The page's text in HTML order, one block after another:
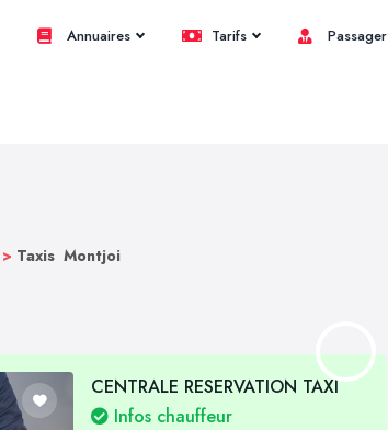
Annuaires Tarifs Passager
> Taxis Montjoi
CENTRALE RESERVATION TAXI
Infos chauffeur